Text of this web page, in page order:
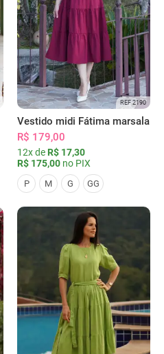
REF 2190
Vestido midi Fátima marsala
R$ 179,00
12x de R$ 17,30
R$ 175,00 no PIX
P M G GG